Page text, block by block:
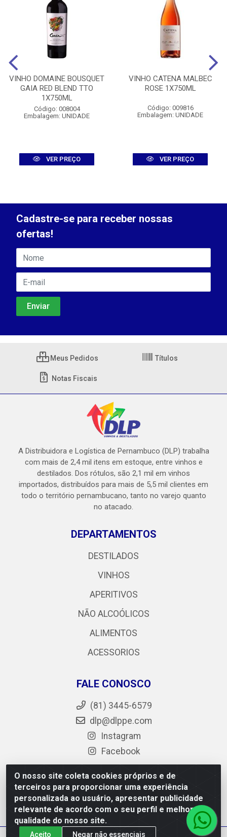
VINHO DOMAINE BOUSQUET
GAIA RED BLEND TTO
1X750ML
Código: 008004
Embalagem: UNIDADE
VER PREÇO
VINHO CATENA MALBEC
ROSE 1X750ML
Código: 009816
Embalagem: UNIDADE
VER PREÇO
O nosso site coleta cookies próprios e de
terceiros para proporcionar uma experiência
personalizada ao usuário, apresentar publicidade
relevante de acordo com o seu perfil e melhorar a
qualidade do nosso site.
Aceito Negar não essenciais
Cadastre-se para receber nossas
ofertas!
Meus Pedidos Títulos
Notas Fiscais
A Distribuidora e Logística de Pernambuco (DLP) trabalha
com mais de 2,4 mil itens em estoque, entre vinhos e
destilados. Dos rótulos, são 2,1 mil em vinhos
importados, distribuídos para mais de 5,5 mil clientes em
todo o território pernambucano, tanto no varejo quanto
no atacado.
DEPARTAMENTOS
DESTILADOS
VINHOS
APERITIVOS
NÃO ALCOÓLICOS
ALIMENTOS
ACESSORIOS
FALE CONOSCO
(81) 3445-6579
dlp@dlppe.com
Instagram
Facebook
DLP - AV. Engenheiro Abdias de Carvalho, 962 - Bongi -
PE - CEP 50.640-525 - CNPJ 05.429.222/0001-48